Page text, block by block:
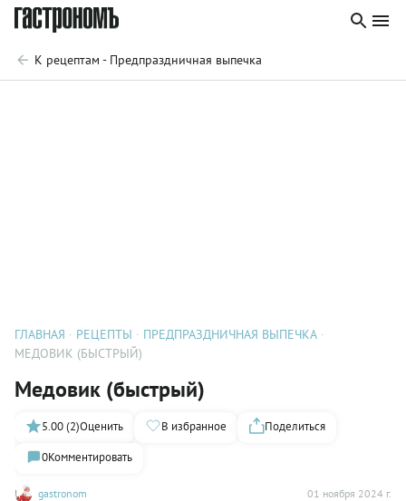
К рецептам - Предпраздничная выпечка
ГЛАВНАЯ РЕЦЕПТЫ
ПРЕДПРАЗДНИЧНАЯ ВЫПЕЧКА
МЕДОВИК (БЫСТРЫЙ)
Медовик (быстрый)
gastronom 01 ноября 2024 г.
5.00 (2)Оценить В избранное
Поделиться
0Комментировать